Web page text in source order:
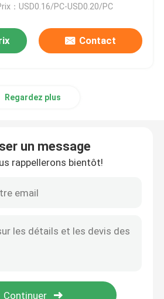
sacs tissés par pp
de sable
basse
sac le sac à ciment
：USD0.16/PC-USD0.20/PC
Contact
Regardez plus
un message
rappellerons bientôt!